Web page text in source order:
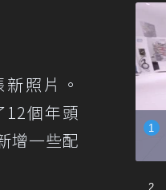
照片。
個年頭
增一些配